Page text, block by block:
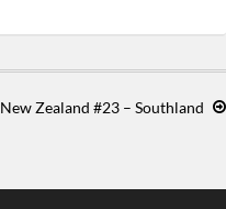
New Zealand #23 – Southland